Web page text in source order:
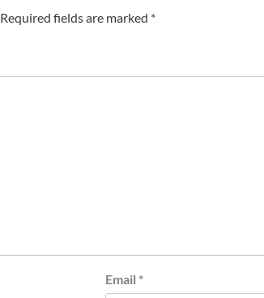
Required fields are marked *
Email *